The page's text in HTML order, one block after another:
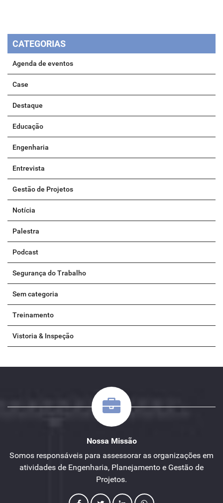
CATEGORIAS
Agenda de eventos
Case
Destaque
Educação
Engenharia
Entrevista
Gestão de Projetos
Notícia
Palestra
Podcast
Segurança do Trabalho
Sem categoria
Treinamento
Vistoria & Inspeção
Nossa Missão
Somos responsáveis para assessorar as organizações em
atividades de Engenharia, Planejamento e Gestão de
Projetos.